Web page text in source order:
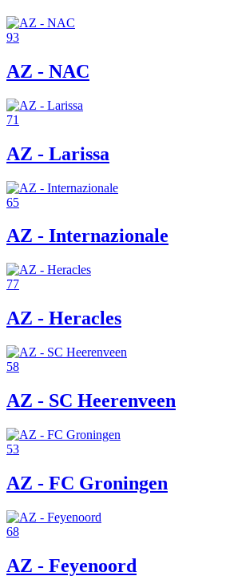
93
AZ - NAC
71
AZ - Larissa
65
AZ - Internazionale
77
AZ - Heracles
58
AZ - SC Heerenveen
53
AZ - FC Groningen
68
AZ - Feyenoord